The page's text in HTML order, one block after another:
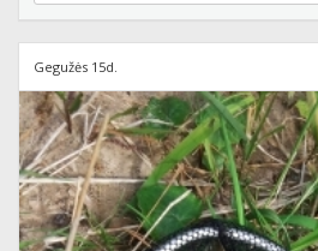
Gegužės 15d.